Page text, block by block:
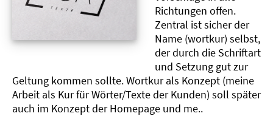
Richtungen offen.
Zentral ist sicher der
Name (wortkur) selbst,
der durch die Schriftart
und Setzung gut zur
Geltung kommen sollte. Wortkur als Konzept (meine
Arbeit als Kur für Wörter/Texte der Kunden) soll später
auch im Konzept der Homepage und me..